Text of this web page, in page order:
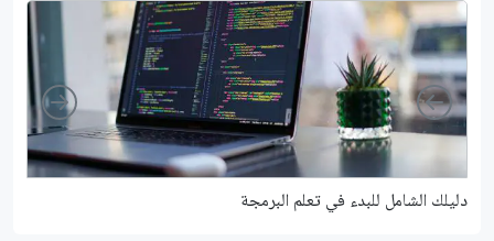
دليلك الشامل للبدء في تعلم البرمجة
Left